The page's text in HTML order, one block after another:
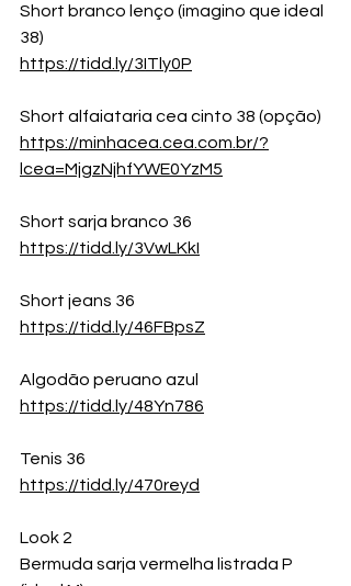
Short branco lenço (imagino que ideal
38)
https://tidd.ly/3ITly0P
Short alfaiataria cea cinto 38 (opção)
https://minhacea.cea.com.br/?
lcea=MjgzNjhfYWE0YzM5
Short sarja branco 36
https://tidd.ly/3VwLKkI
Short jeans 36
https://tidd.ly/46FBpsZ
Algodão peruano azul
https://tidd.ly/48Yn786
Tenis 36
https://tidd.ly/470reyd
Look 2
Bermuda sarja vermelha listrada P